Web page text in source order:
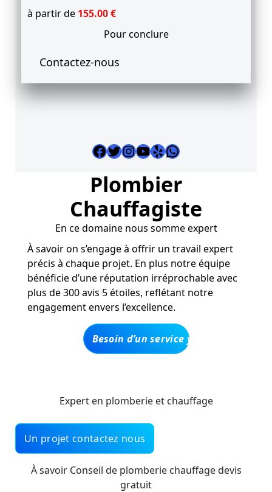
à partir de 155.00€
Pour conclure
Contactez-nous
Facebook
Twitter
Instagram
YouTube
YelpWhatsApp
Plombier
Chauffagiste
En ce domaine nous somme expert
À savoir on s’engage à offrir un travail expert
précis à chaque projet. En plus notre équipe
bénéficie d’une réputation irréprochable avec
plus de 300 avis 5 étoiles, reflétant notre
engagement envers l’excellence.
Besoin d’un service y compris un
Expert en plomberie et chauffage
Un projet contactez nous
À savoir Conseil de plomberie chauffage devis
gratuit